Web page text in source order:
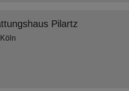
Pilartz